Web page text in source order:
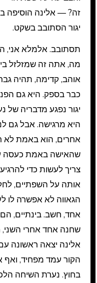
זה? — אלינה הוסיפה
יגור הסתובב בשקט.
תסתובב. אלמלא אני,
מה, אתה זה שמזלזל
אוהב, קדימה, תהיה
כבר בספק. היא גם
יגור נפגע מדבריה של
היא מרגישה. אבל גם
אחרים, הוא באמת לא
שהאישה באמת כעסה
צריך לעשות כדי
אותה על השפתיים,
הגאווה לא אפשרה לו
אחד, חשב. בינתיים, הם
שחנה אחד אחרי השני,
אלינה יצאה ראשונה
הקור עמד מפחיד,
בחוץ. נערת השיחה